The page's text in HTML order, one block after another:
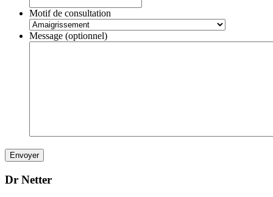
Motif de consultation
Message (optionnel)
Dr Netter